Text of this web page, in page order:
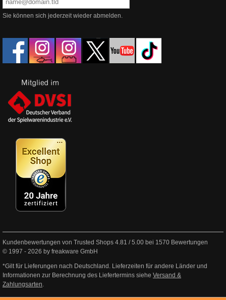
Sie können sich jederzeit wieder abmelden.
Kundenbewertungen von Trusted Shops 4.81 /5.00 bei 1570 Bewertungen
© 1997 - 2026 by freakware GmbH
*Gilt für Lieferungen nach Deutschland. Lieferzeiten für andere Länder und
Informationen zur Berechnung des Liefertermins siehe Versand &
Zahlungsarten.